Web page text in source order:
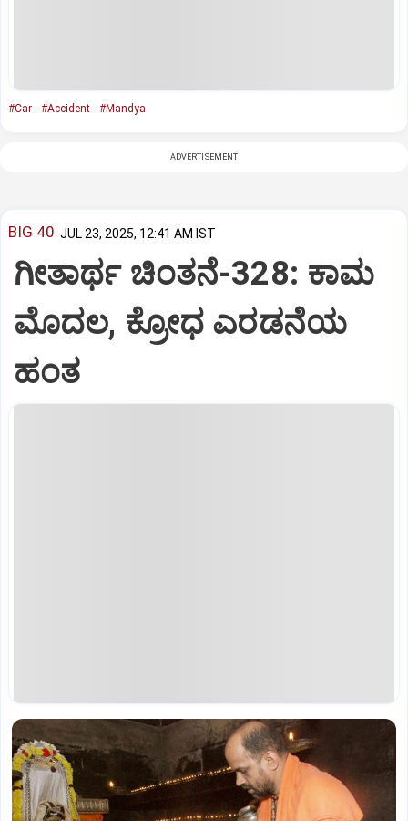
#Car #Accident #Mandya
ADVERTISEMENT
BIG 40 JUL 23, 2025, 12:41 AM IST
ಗೀತಾರ್ಥ ಚಿಂತನೆ-328: ಕಾಮ
ಮೊದಲ, ಕ್ರೋಧ ಎರಡನೆಯ
ಹಂತ